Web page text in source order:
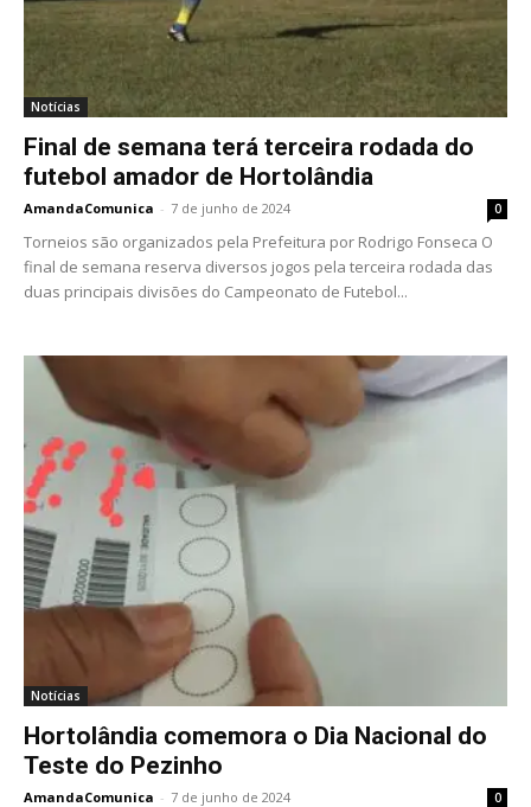
Notícias
Final de semana terá terceira rodada do
futebol amador de Hortolândia
AmandaComunica - 7 de junho de 2024 0
Torneios são organizados pela Prefeitura por Rodrigo Fonseca O
final de semana reserva diversos jogos pela terceira rodada das
duas principais divisões do Campeonato de Futebol...
Notícias
Hortolândia comemora o Dia Nacional do
Teste do Pezinho
AmandaComunica - 7 de junho de 2024 0